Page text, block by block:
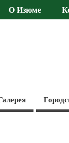
О Изюме